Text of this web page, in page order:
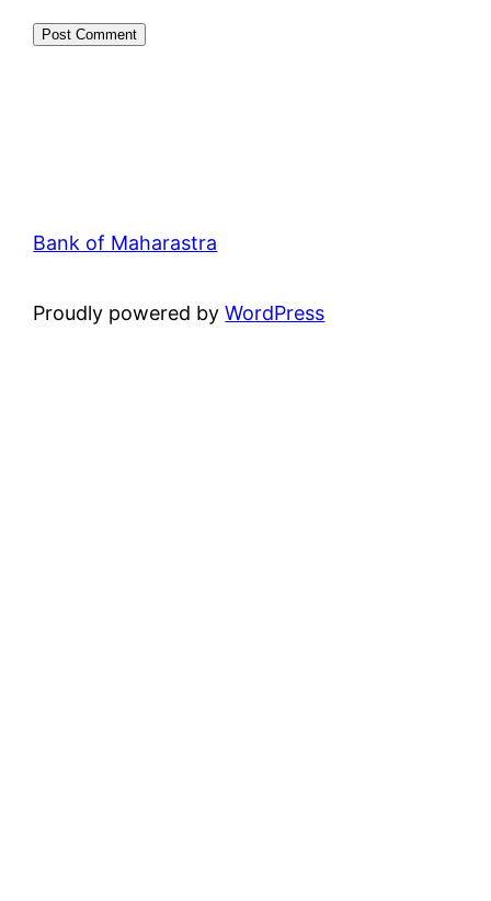
Bank of Maharastra
Proudly powered byWordPress